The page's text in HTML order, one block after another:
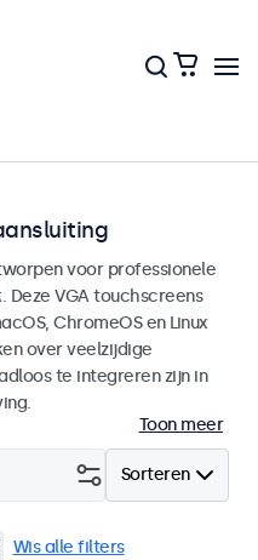
voor professionele
Deze VGA touchscreens
ChromeOS en Linux
over veelzijdige
te integreren zijn in
Toon meer
Sorteren
Wis alle filters